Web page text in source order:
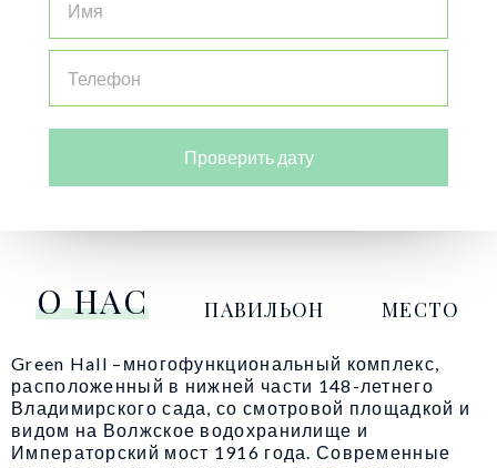
Проверить дату
О НАС ПАВИЛЬОН МЕСТО
Green Hall –многофункциональный комплекс,
расположенный в нижней части 148-летнего
Владимирского сада, со смотровой площадкой и
видом на Волжское водохранилище и
Императорский мост 1916 года. Современные